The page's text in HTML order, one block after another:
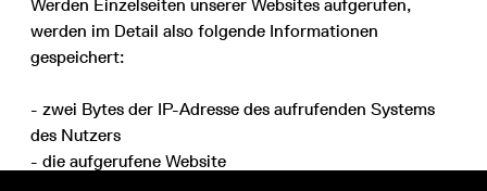
Werden Einzelseiten unserer Websites aufgerufen,
werden im Detail also folgende Informationen
gespeichert:
- zwei Bytes der IP-Adresse des aufrufenden Systems
des Nutzers
- die aufgerufene Website